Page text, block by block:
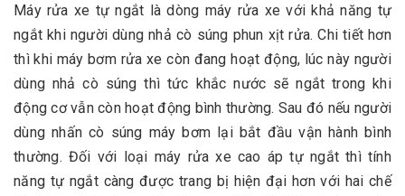
Máy rửa xe tự ngắt là dòng máy rửa xe với khả năng tự
ngắt khi người dùng nhả cò súng phun xịt rửa. Chi tiết hơn
thì khi máy bơm rửa xe còn đang hoạt động, lúc này người
dùng nhả cò súng thì tức khắc nước sẽ ngắt trong khi
động cơ vẫn còn hoạt động bình thường. Sau đó nếu người
dùng nhấn cò súng máy bơm lại bắt đầu vận hành bình
thường. Đối với loại máy rửa xe cao áp tự ngắt thì tính
năng tự ngắt càng được trang bị hiện đại hơn với hai chế